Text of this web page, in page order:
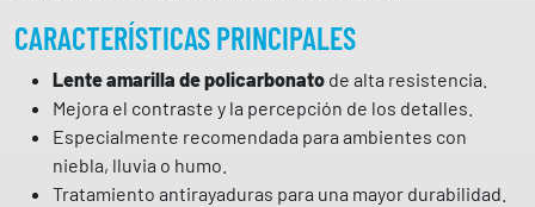
ICARACTERÍSTICAS PRINCIPALES
Lente amarilla de policarbonato de alta resistencia.
Mejora el contraste y la percepción de los detalles.
Especialmente recomendada para ambientes con
niebla, lluvia o humo.
Tratamiento antirayaduras para una mayor durabilidad.